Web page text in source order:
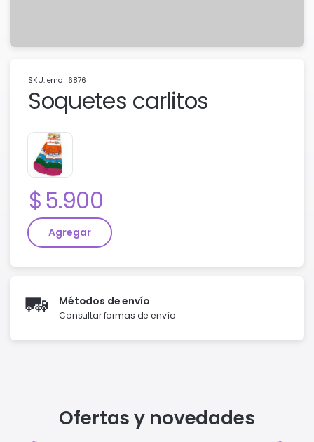
SKU: erno_6876
Soquetes carlitos
Precio:
5.900
Agregar
🚛 Métodos de envío
Consultar formas de envío
Ofertas y novedades